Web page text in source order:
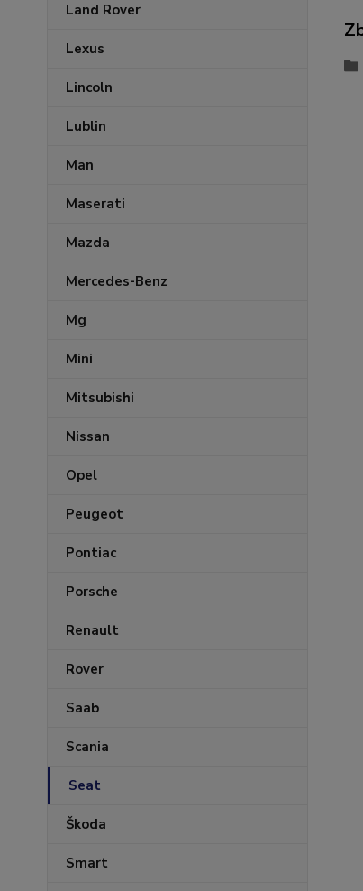
Land Rover
Lexus
Lincoln
Lublin
Man
Maserati
Mazda
Mercedes-Benz
Mg
Mini
Mitsubishi
Nissan
Opel
Peugeot
Pontiac
Porsche
Renault
Rover
Saab
Scania
Seat
Škoda
Smart